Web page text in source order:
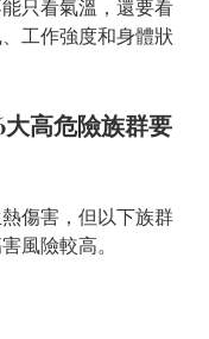
只看氣溫，還要看
工作強度和身體狀
高危險族群要
傷害，但以下族群
風險較高。